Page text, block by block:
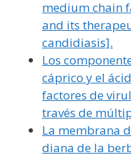
medium chain
and its
candidiasis].
Los
cáprico y el
factores de
través de
La membrana
diana de la